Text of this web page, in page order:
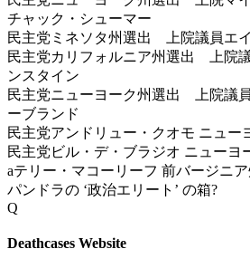
チャック・シューマー
民主党ミネソタ州選出 上院議員エ
民主党カリフォルニア州選出 上院
ンスタイン
民主党ニューヨーク州選出 上院議
ーブランド
民主党アンドリュー・クオモ ニュー
民主党ビル・デ・ブラジオ ニューヨ
aテリー・マコーリーフ 前バージニ
パンドラの ‘政治エリート’ の箱?
Q
Deathcases Website